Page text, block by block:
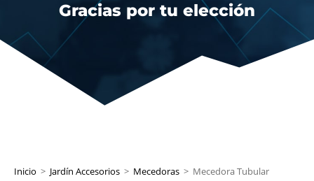
Gracias por tu elección
Inicio > Jardín Accesorios > Mecedoras > Mecedora Tubular